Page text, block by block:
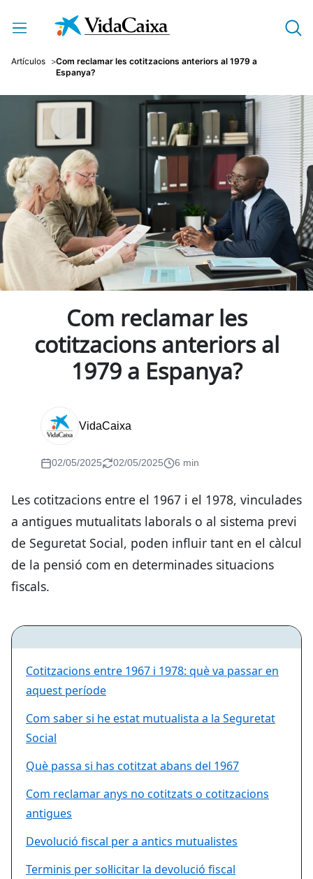
Salta al contingut principal
Artículos
Com reclamar les cotitzacions anteriors al 1979 a
Espanya?
Com reclamar les
cotitzacions anteriors al
1979 a Espanya?
VidaCaixa
02/05/2025 02/05/2025 6 min
Les cotitzacions entre el 1967 i el 1978, vinculades
a antigues mutualitats laborals o al sistema previ
de Seguretat Social, poden influir tant en el càlcul
de la pensió com en determinades situacions
fiscals.
Cotitzacions entre 1967 i 1978: què va passar en
aquest període
Com saber si he estat mutualista a la Seguretat
Social
Què passa si has cotitzat abans del 1967
Com reclamar anys no cotitzats o cotitzacions
antigues
Devolució fiscal per a antics mutualistes
Terminis per sol·licitar la devolució fiscal